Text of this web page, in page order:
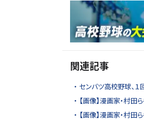
関連記事
センバツ高校野球、
【画像】漫画家・村田
【画像】漫画家・村田